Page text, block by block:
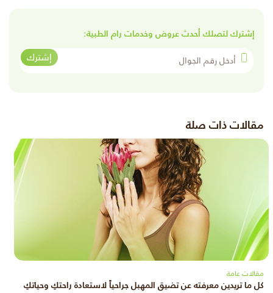
إشترك لتصلك أحدث عروض وخدمات رام الطبية:
أدخل رقم الجوال
إشترك
مقالات ذات صلة
مقالات عامة
كل ما تريدين معرفته عن تضيق المهبل جراحياً لاستعادة راحتكِ وحياتكِ